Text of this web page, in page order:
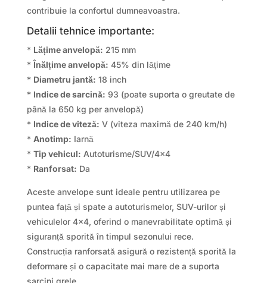
contribuie la confortul dumneavoastra.
Detalii tehnice importante:
* Lățime anvelopă: 215 mm
*Înălțime anvelopă: 45% din lățime
* Diametru jantă: 18 inch
* Indice de sarcină: 93 (poate suporta o greutate de
până la 650 kg per anvelopă)
* Indice de viteză: V (viteza maximă de 240 km/h)
* Anotimp: Iarnă
* Tip vehicul: Autoturisme/SUV/4×4
* Ranforsat: Da
Aceste anvelope sunt ideale pentru utilizarea pe
puntea față și spate a autoturismelor, SUV-urilor și
vehiculelor 4×4, oferind o manevrabilitate optimă și
siguranță sporită în timpul sezonului rece.
Construcția ranforsată asigură o rezistență sporită la
deformare și o capacitate mai mare de a suporta